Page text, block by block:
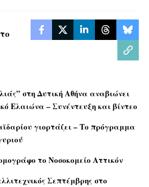
στη Δυτική Αθήνα αναβιώνει
Ελαιώνα – Συνέντευξη και βίντεο
γιορτάζει – Το πρόγραμμα
το Νοσοκομείο Αττικόν
Σεπτέμβρης στο